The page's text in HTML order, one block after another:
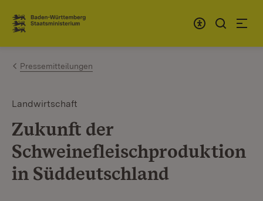
Zum Inhalt springen
Link zur Startseite
Pressemitteilungen
Landwirtschaft
Zukunft der
Schweinefleischproduktion
in Süddeutschland